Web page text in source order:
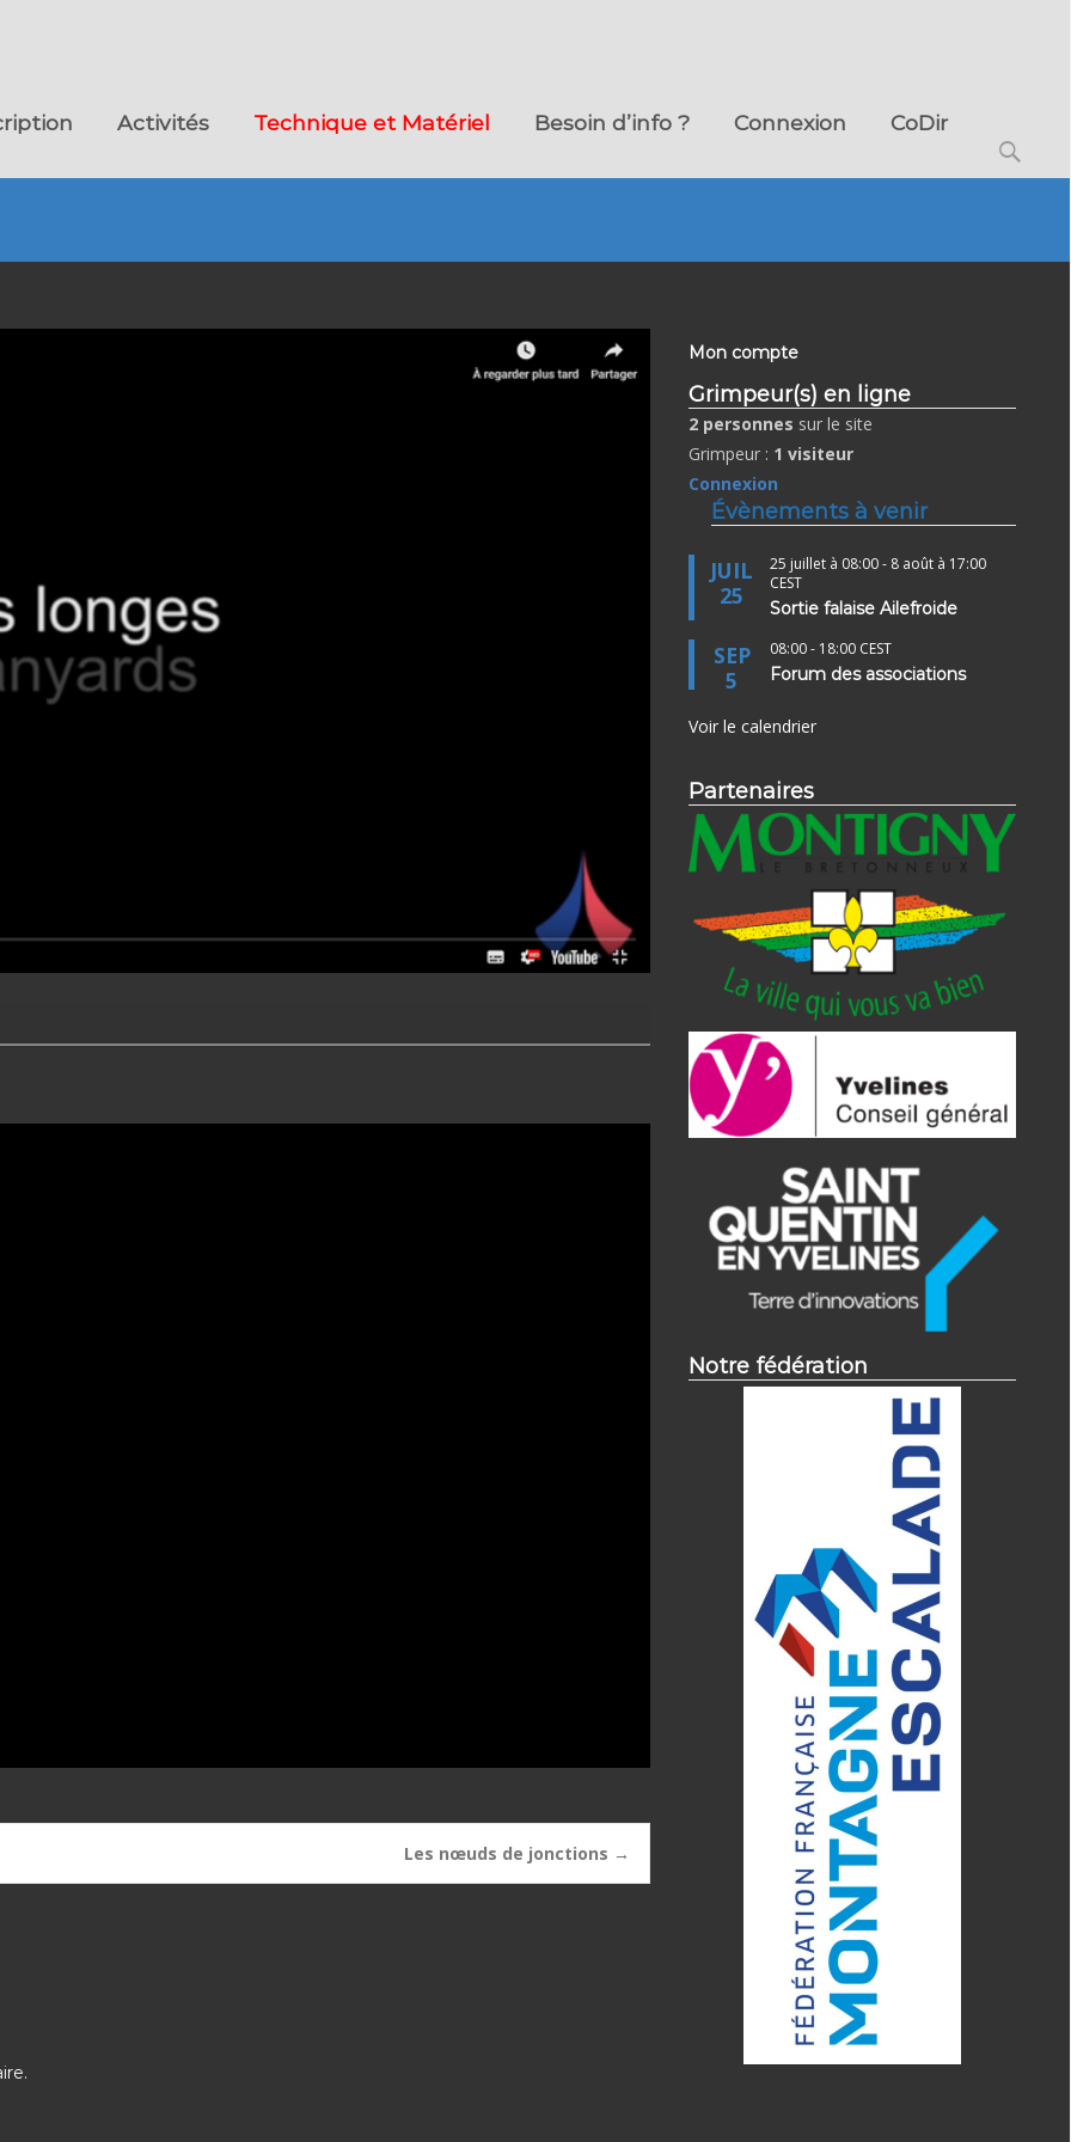
Activités Technique et Matériel Besoin d’info ? Connexion CoDir
Search
Les nœuds de jonctions →
Mon compte
Grimpeur(s) en ligne
2 personnes sur le site
Grimpeur : 1 visiteur
Connexion
Évènements à venir
JUIL
25
25 juillet à 08:00- 8 août à 17:00
CEST
Sortie falaise Ailefroide
SEP
5
08:00- 18:00 CEST
Forum des associations
Voir le calendrier
Partenaires
Notre fédération